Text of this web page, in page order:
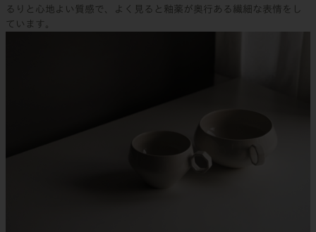
るりと心地よい質感で、よく見ると釉薬が奥行ある繊細な表情をし
ています。